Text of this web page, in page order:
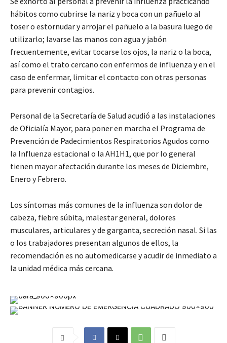
hábitos como cubrirse la nariz y boca con un pañuelo al
toser o estornudar y arrojar el pañuelo a la basura luego de
utilizarlo; lavarse las manos con agua y jabón
frecuentemente, evitar tocarse los ojos, la nariz o la boca,
así como el trato cercano con enfermos de influenza y en el
caso de enfermar, limitar el contacto con otras personas
para prevenir contagios.
Personal de la Secretaría de Salud acudió a las instalaciones
de Oficialía Mayor, para poner en marcha el Programa de
Prevención de Padecimientos Respiratorios Agudos como
la Influenza estacional o la AH1H1, que por lo general
tienen mayor afectación durante los meses de Diciembre,
Enero y Febrero.
Los síntomas más comunes de la influenza son dolor de
cabeza, fiebre súbita, malestar general, dolores
musculares, articulares y de garganta, secreción nasal. Si las
o los trabajadores presentan algunos de ellos, la
recomendación es no automedicarse y acudir de inmediato a
la unidad médica más cercana.